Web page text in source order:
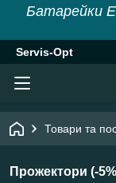
Батарейки
Servis-Opt
Товари та
Прожектори (-